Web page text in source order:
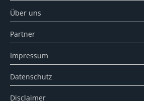
Über uns
Partner
Impressum
Datenschutz
Disclaimer